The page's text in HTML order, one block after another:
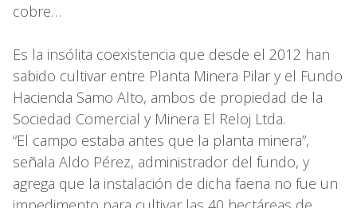
cobre…
Es la insólita coexistencia que desde el 2012 han
sabido cultivar entre Planta Minera Pilar y el Fundo
Hacienda Samo Alto, ambos de propiedad de la
Sociedad Comercial y Minera El Reloj Ltda.
“El campo estaba antes que la planta minera”,
señala Aldo Pérez, administrador del fundo, y
agrega que la instalación de dicha faena no fue un